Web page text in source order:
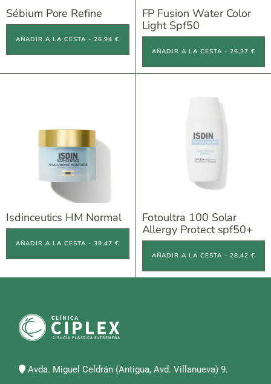
Sébium Pore Refine
AÑADIR A LA CESTA - 26,94 €
FP Fusion Water Color
Light Spf50
AÑADIR A LA CESTA - 26,37 €
Isdinceutics HM Normal
AÑADIR A LA CESTA - 39,47 €
Fotoultra 100 Solar
Allergy Protect spf50+
AÑADIR A LA CESTA - 28,42 €
Avda. Miguel Celdrán (Antigua, Avd. Villanueva) 9.